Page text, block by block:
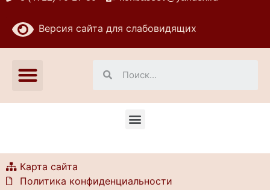
Версия сайта для слабовидящих
Карта сайта
Политика конфиденциальности